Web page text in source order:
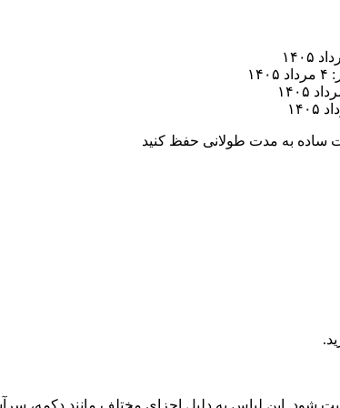
ساده به مدت طولانی حفظ کنید
شود. این لباس به دلیل اجزای مختلف مانند دکمه،